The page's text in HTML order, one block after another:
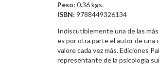
Peso: 0.36 kgs.
ISBN: 9788449326134
Indiscutiblemente una de las
es por otra parte el autor de una
valore cada vez más. Ediciones
representante de la psicología